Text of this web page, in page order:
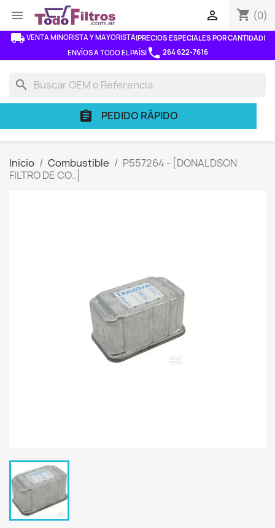
 shopping_cart (0)

local_shipping VENTA MINORISTA Y MAYORISTA|PRECIOS ESPECIALES POR CANTIDAD|
ENVÍOS A TODO EL PAÍS|phone 264 622-7616
search
assignment PEDIDO RÁPIDO
Inicio Combustible
P557264 - [DONALDSON
FILTRO DE CO..]